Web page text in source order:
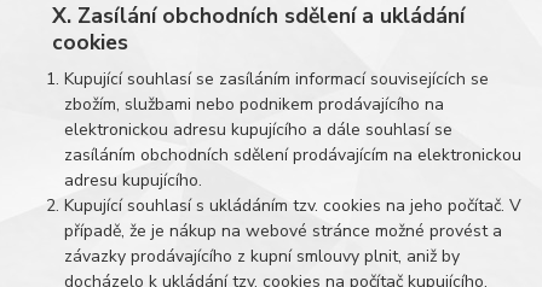
X. Zasílání obchodních sdělení a ukládání
cookies
Kupující souhlasí se zasíláním informací souvisejících se
zbožím, službami nebo podnikem prodávajícího na
elektronickou adresu kupujícího a dále souhlasí se
zasíláním obchodních sdělení prodávajícím na elektronickou
adresu kupujícího.
Kupující souhlasí s ukládáním tzv. cookies na jeho počítač. V
případě, že je nákup na webové stránce možné provést a
závazky prodávajícího z kupní smlouvy plnit, aniž by
docházelo k ukládání tzv. cookies na počítač kupujícího,